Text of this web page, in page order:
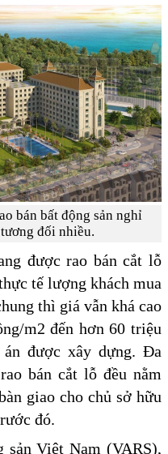
bán bất động sản nghỉ
đối nhiều.
được rao bán cắt lỗ
tế lượng khách mua
thì giá vẫn khá cao
m2 đến hơn 60 triệu
được xây dựng. Đa
bán cắt lỗ đều nằm
giao cho chủ sở hữu
đó.
Việt Nam (VARS),